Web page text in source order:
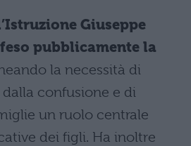
Giuseppe
pubblicamente la
la necessità di
confusione e di
un ruolo centrale
dei figli. Ha inoltre